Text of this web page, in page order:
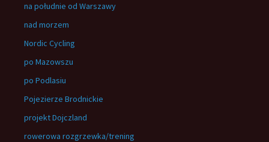
na południe od Warszawy
nad morzem
Nordic Cycling
po Mazowszu
po Podlasiu
Pojezierze Brodnickie
projekt Dojczland
rowerowa rozgrzewka/trening